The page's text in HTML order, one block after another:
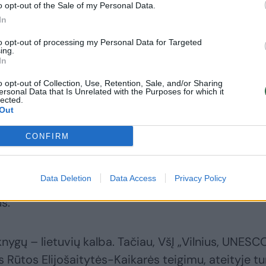
opt-out of the Sale of my Personal Data.
opt-out of processing my Personal Data for Targeted
opt-out of Collection, Use, Retention, Sale, and/or Sharing
Data that Is Unrelated with the Purposes for which it
CONFIRM
Data Deletion Data Access Privacy Policy
akcentavo, kad sunkiausia užduotis buvo
galės grąžinti knygas.
jokių veiksmų nereikia – reikia tik išsirinkti
kad tą knygą norėtų paskaityti ir kelionės
knygas palikti knygomate, esančiame
teigė S.Bieliūnė.
pabaigti skaityti knygas ir namuose, o vėliau
– lietuvių kalba. Tačiau, VšĮ „Vilnius,
Rūtos Elijošaitytės-Kaikarės teigimu, ateityje